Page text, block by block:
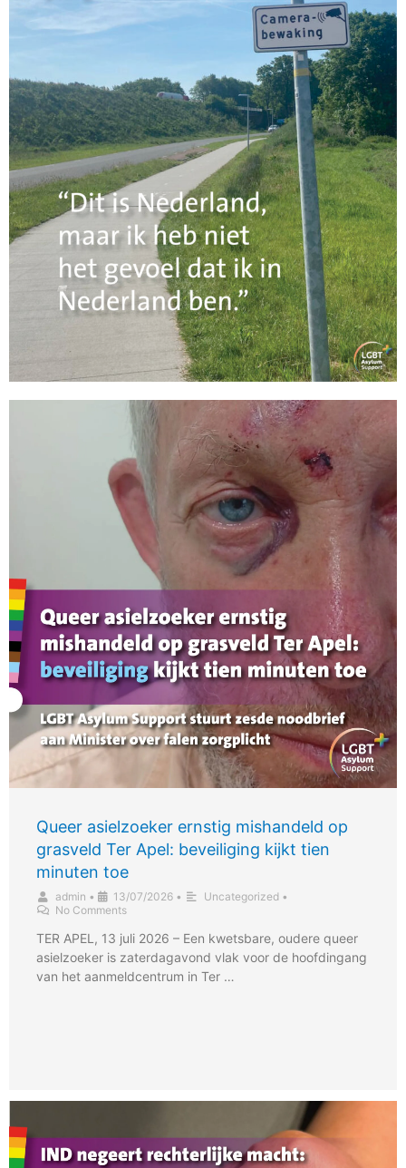
Queer asielzoeker ernstig mishandeld op
grasveld Ter Apel: beveiliging kijkt tien
minuten toe
admin • 13/07/2026 • Uncategorized •
No Comments
TER APEL, 13 juli 2026 – Een kwetsbare, oudere queer
asielzoeker is zaterdagavond vlak voor de hoofdingang
van het aanmeldcentrum in Ter …